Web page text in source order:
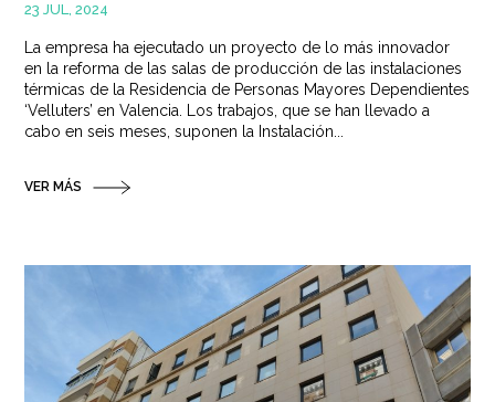
23 JUL, 2024
La empresa ha ejecutado un proyecto de lo más innovador
en la reforma de las salas de producción de las instalaciones
térmicas de la Residencia de Personas Mayores Dependientes
‘Velluters’ en Valencia. Los trabajos, que se han llevado a
cabo en seis meses, suponen la Instalación...
VER MÁS